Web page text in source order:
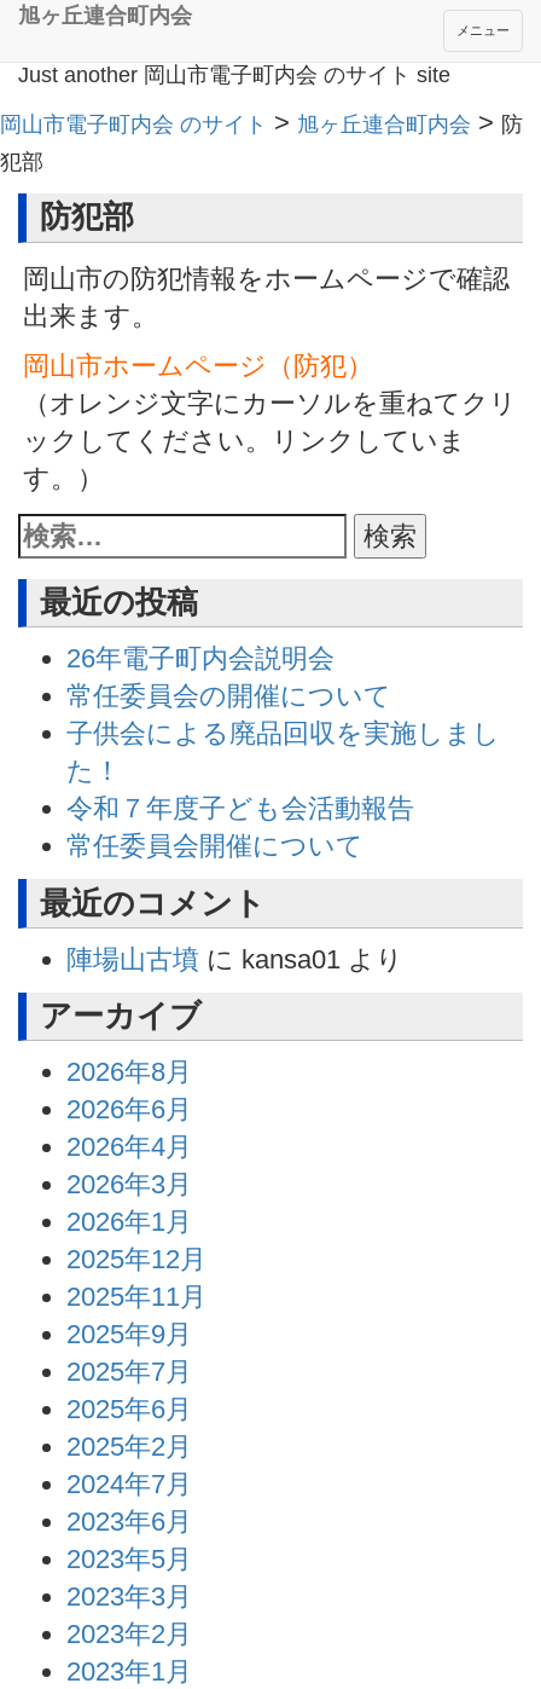
Just another 岡山市電子町内会 のサイト site
メニュー
旭ヶ丘連合町内会
岡山市電子町内会 のサイト > 旭ヶ丘連合町内会 > 防
犯部
防犯部
岡山市の防犯情報をホームページで確認
出来ます。
岡山市ホームページ（防犯）
（オレンジ文字にカーソルを重ねてクリ
ックしてください。リンクしていま
す。）
最近の投稿
26年電子町内会説明会
常任委員会の開催について
子供会による廃品回収を実施しまし
た！
令和７年度子ども会活動報告
常任委員会開催について
最近のコメント
陣場山古墳 に kansa01 より
アーカイブ
2026年8月
2026年6月
2026年4月
2026年3月
2026年1月
2025年12月
2025年11月
2025年9月
2025年7月
2025年6月
2025年2月
2024年7月
2023年6月
2023年5月
2023年3月
2023年2月
2023年1月